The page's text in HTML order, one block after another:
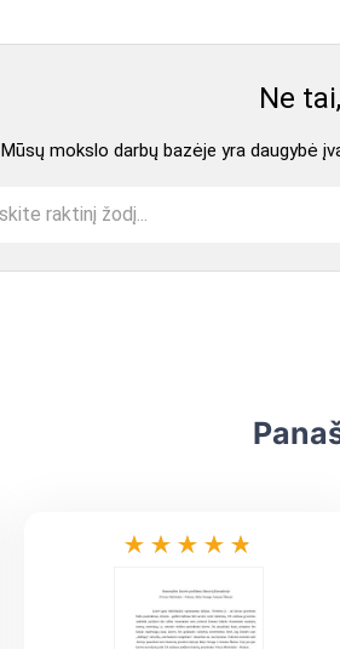
Ne
Mūsų mokslo darbų bazėje yra daugybė